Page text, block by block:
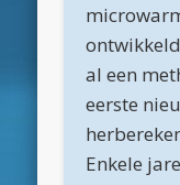
juni 2024
maart 2024
februari 2024
al een
eerste
Enkele